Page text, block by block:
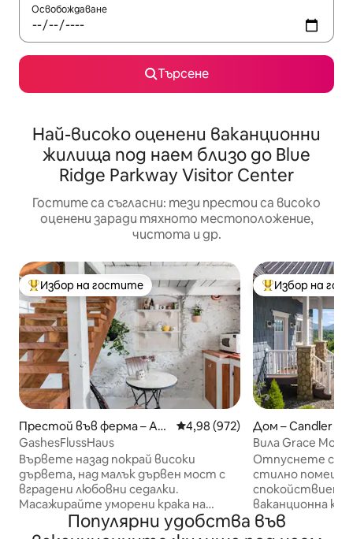
Освобождаване
Търсене
Най-високо оценени ваканционни
жилища под наем близо до Blue
Ridge Parkway Visitor Center
Гостите са съгласни: тези престои са високо
оценени заради тяхното местоположение,
чистота и др.
Най-популярен избор на гостите
Избор на гостите
Престой във ферма – Ash
ville
Средна оценка: 4,98 от 5,
4,98 (972)
GashesFlussHaus
Вървете назад покрай високи
дървета, над малък дървен мост с
вградени любовни седалки.
Масажирайте уморени крака на
полиран речен душ. Тази селска 2 -
етажна ваканционна къща,
Най-популярен
Избор на
Дом – Candler
Вила Grace
планината/
Отпуснете се в
стилно
спокойствието
ваканционна
Ашвил.
панорамни
Популярни удобства във